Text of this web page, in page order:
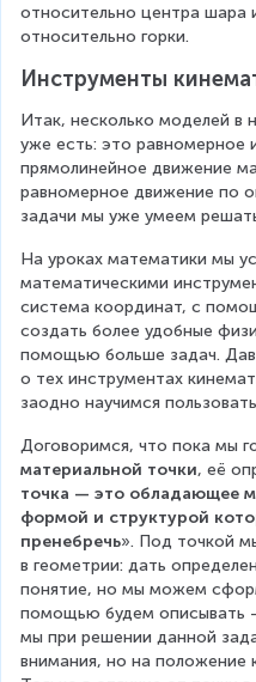
относительно центра шара
относительно горки.
Инструменты
Итак, несколько моделей в
уже есть: это равномерное
прямолинейное движение
равномерное движение по
задачи мы уже умеем
На уроках математики мы
математическими
система координат, с
создать более удобные
помощью больше задач.
о тех инструментах
заодно научимся
Договоримся, что пока мы
материальной точки, её
точка — это обладающее
формой и структурой
пренебречь». Под точкой
в геометрии: дать
понятие, но мы можем
помощью будем описывать
мы при решении данной
внимания, но на положение